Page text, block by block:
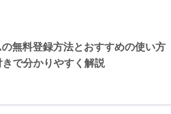
＝7.14285…≒7.14%
かりやすくなります。
無料登録方法とおすすめの使い方
で分かりやすく解説